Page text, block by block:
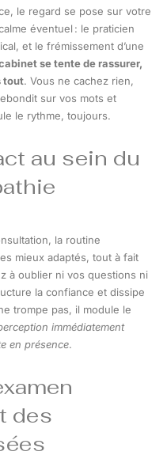
le regard se pose sur votre
éventuel : le praticien
et le frémissement d’une
se tente de rassurer,
tout. Vous ne cachez rien,
sur vos mots et
le rythme, toujours.
au sein du
la routine
mieux adaptés, tout à fait
à oublier ni vos questions ni
la confiance et dissipe
trompe pas, il module le
immédiatement
en présence.
des